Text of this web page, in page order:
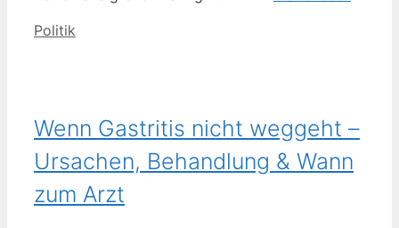
Kategorien
Politik
Wenn Gastritis nicht weggeht –
Ursachen, Behandlung & Wann
zum Arzt